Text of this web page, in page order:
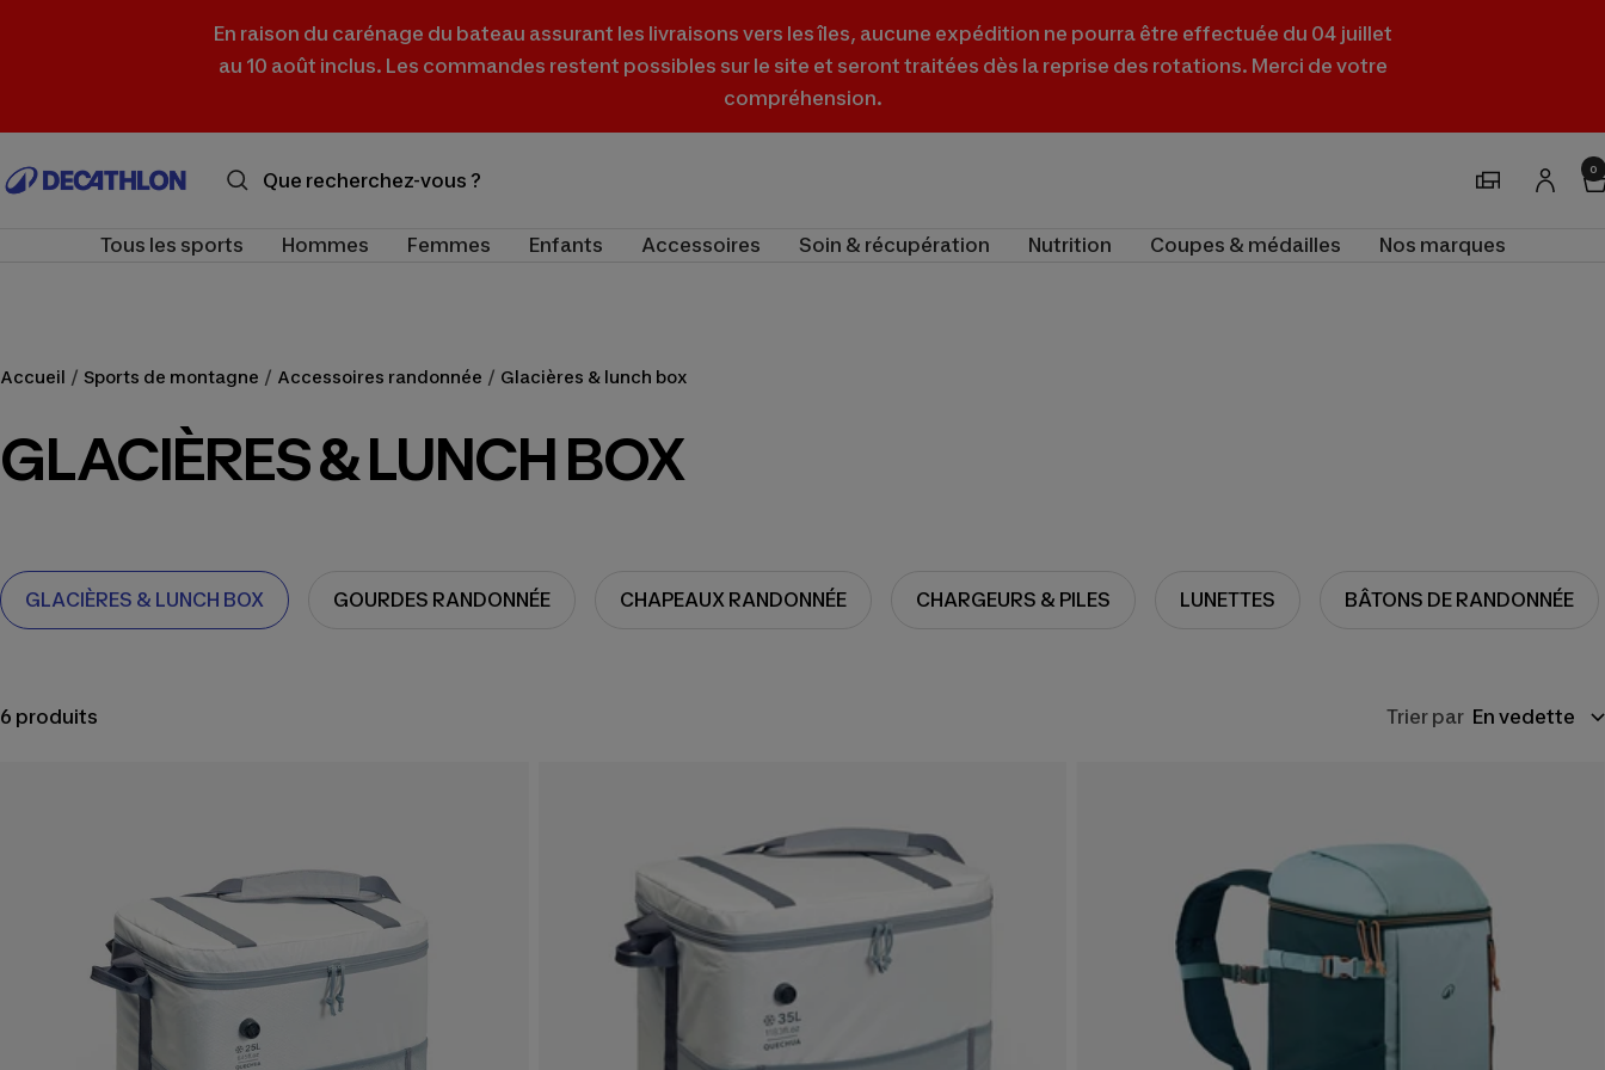
En raison du carénage du bateau assurant les livraisons vers les îles, aucune expédition ne pourra être effectuée du 04 juillet
au 10 août inclus. Les commandes restent possibles sur le site et seront traitées dès la reprise des rotations. Merci de votre
compréhension.
Decathlon
Magasins 0
Tous les sports Hommes Femmes Enfants Accessoires Soin & récupération Nutrition Coupes & médailles Nos marques
Accueil Sports de montagne Accessoires randonnée Glacières & lunch box
GLACIÈRES & LUNCH BOX
GLACIÈRES & LUNCH BOX GOURDES RANDONNÉE CHAPEAUX RANDONNÉE CHARGEURS & PILES LUNETTES BÂTONS DE RANDONNÉE
6 produits Trier par En vedette